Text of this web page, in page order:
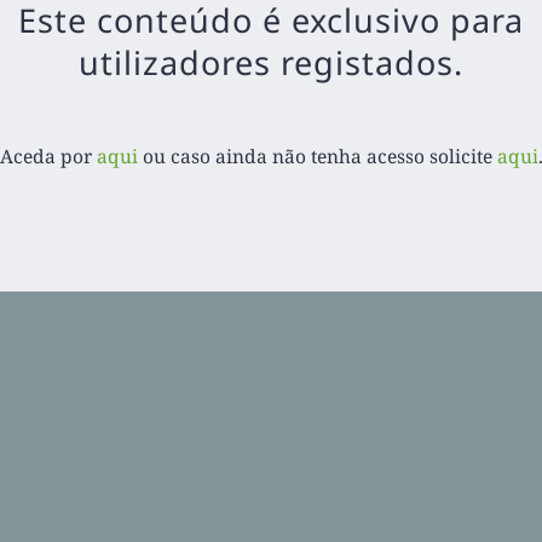
Este conteúdo é exclusivo para
utilizadores registados.
Aceda poraquiou caso ainda não tenha acesso soliciteaqui.